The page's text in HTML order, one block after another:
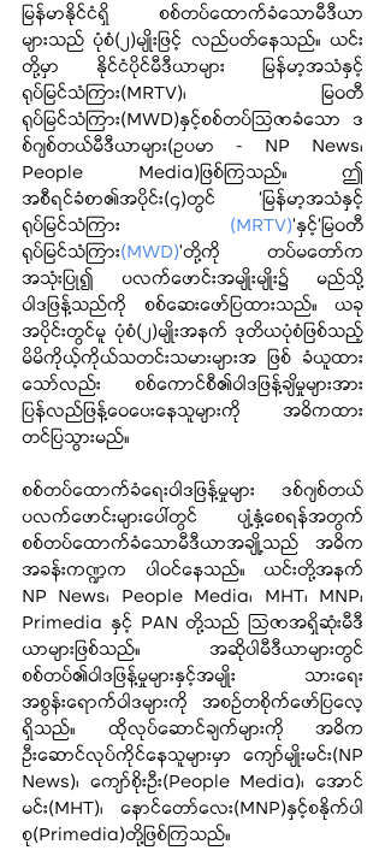
မြန်မာနိုင်ငံရှိ စစ်တပ်ထောက်ခံသောမီဒီယာ
များသည် ပုံစံ(၂)မျိုးဖြင့် လည်ပတ်နေသည်။ ယင်း
တို့မှာ နိုင်ငံပိုင်မီဒီယာများ မြန်မာ့အသံနှင့်
ရုပ်မြင်သံကြား(MRTV)၊ မြဝတီ
ရုပ်မြင်သံကြား(MWD)နှင့်စစ်တပ်ဩဇာခံသော ဒ
စ်ဂျစ်တယ်မီဒီယာများ(ဥပမာ - NP News၊
People Media)ဖြစ်ကြသည်။ ဤ
အစီရင်ခံစာ၏အပိုင်း(၄)တွင် ‘မြန်မာ့အသံနှင့်
ရုပ်မြင်သံကြား (MRTV)’နှင့်‘မြဝတီ
ရုပ်မြင်သံကြား(MWD)’တို့ကို တပ်မတော်က
အသုံးပြု၍ ပလက်ဖောင်းအမျိုးမျိုး၌ မည်သို့
ဝါဒဖြန့်သည်ကို စစ်ဆေးဖော်ပြထားသည်။ ယခု
အပိုင်းတွင်မူ ပုံစံ(၂)မျိုးအနက် ဒုတိယပုံစံဖြစ်သည့်
မိမိကိုယ့်ကိုယ်သတင်းသမားများအ ဖြစ် ခံယူထား
သော်လည်း စစ်ကောင်စီ၏ဝါဒဖြန့်ချိမှုများအား
ပြန်လည်ဖြန့်ဝေပေးနေသူများကို အဓိကထား
တင်ပြသွားမည်။
စစ်တပ်ထောက်ခံရေးဝါဒဖြန့်မှုများ ဒစ်ဂျစ်တယ်
ပလက်ဖောင်းများပေါ်တွင် ပျံ့နှံ့စေရန်အတွက်
စစ်တပ်ထောက်ခံသောမီဒီယာအချို့သည် အဓိက
အခန်းကဏ္ဍက ပါဝင်နေသည်။ ယင်းတို့အနက်
NP News၊ People Media၊ MHT၊ MNP၊
Primedia နှင့် PAN တို့သည် ဩဇာအရှိဆုံးမီဒီ
ယာများဖြစ်သည်။ အဆိုပါမီဒီယာများတွင်
စစ်တပ်၏ဝါဒဖြန့်မှုများနှင့်အမျိုး သားရေး
အစွန်းရောက်ဝါဒများကို အစဉ်တစိုက်ဖော်ပြလေ့
ရှိသည်။ ထိုလုပ်ဆောင်ချက်များကို အဓိက
ဦးဆောင်လုပ်ကိုင်နေသူများမှာ ကျော်မျိုးမင်း(NP
News)၊ ကျော်စိုးဦး(People Media)၊ အောင်
မင်း(MHT)၊ နောင်တော်လေး(MNP)နှင့်စနိုက်ပါ
စု(Primedia)တို့ဖြစ်ကြသည်။